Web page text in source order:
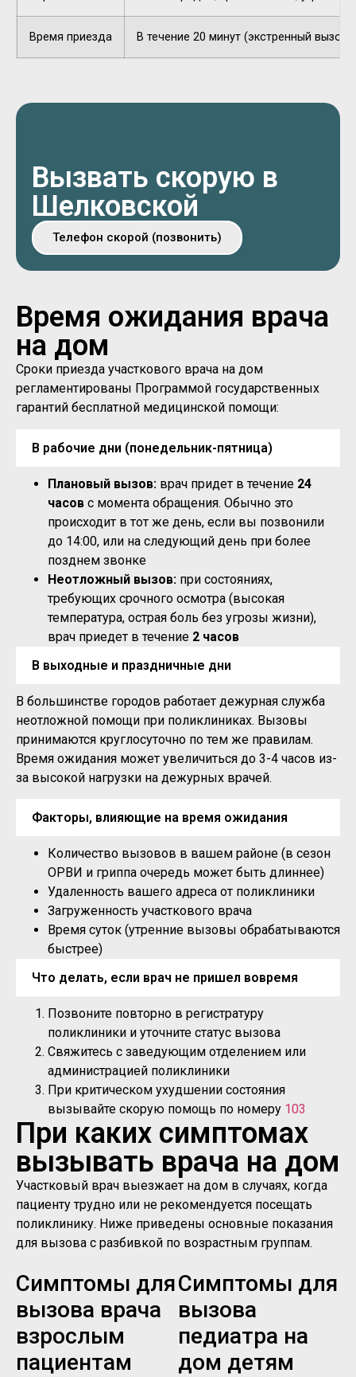
Время приезда В течение 20 минут (экстренный вызов).
Вызвать скорую в
Шелковской
Телефон скорой (позвонить)
Время ожидания врача
на дом
Сроки приезда участкового врача на дом
регламентированы Программой государственных
гарантий бесплатной медицинской помощи:
В рабочие дни (понедельник-пятница)
Плановый вызов: врач придет в течение 24
часов с момента обращения. Обычно это
происходит в тот же день, если вы позвонили
до 14:00, или на следующий день при более
позднем звонке
Неотложный вызов: при состояниях,
требующих срочного осмотра (высокая
температура, острая боль без угрозы жизни),
врач приедет в течение 2 часов
В выходные и праздничные дни
В большинстве городов работает дежурная служба
неотложной помощи при поликлиниках. Вызовы
принимаются круглосуточно по тем же правилам.
Время ожидания может увеличиться до 3-4 часов из-
за высокой нагрузки на дежурных врачей.
Факторы, влияющие на время ожидания
Количество вызовов в вашем районе (в сезон
ОРВИ и гриппа очередь может быть длиннее)
Удаленность вашего адреса от поликлиники
Загруженность участкового врача
Время суток (утренние вызовы обрабатываются
быстрее)
Что делать, если врач не пришел вовремя
Позвоните повторно в регистратуру
поликлиники и уточните статус вызова
Свяжитесь с заведующим отделением или
администрацией поликлиники
При критическом ухудшении состояния
вызывайте скорую помощь по номеру 103
При каких симптомах
вызывать врача на дом
Участковый врач выезжает на дом в случаях, когда
пациенту трудно или не рекомендуется посещать
поликлинику. Ниже приведены основные показания
для вызова с разбивкой по возрастным группам.
Симптомы для
вызова врача
взрослым
пациентам
Симптомы для
вызова
педиатра на
дом детям